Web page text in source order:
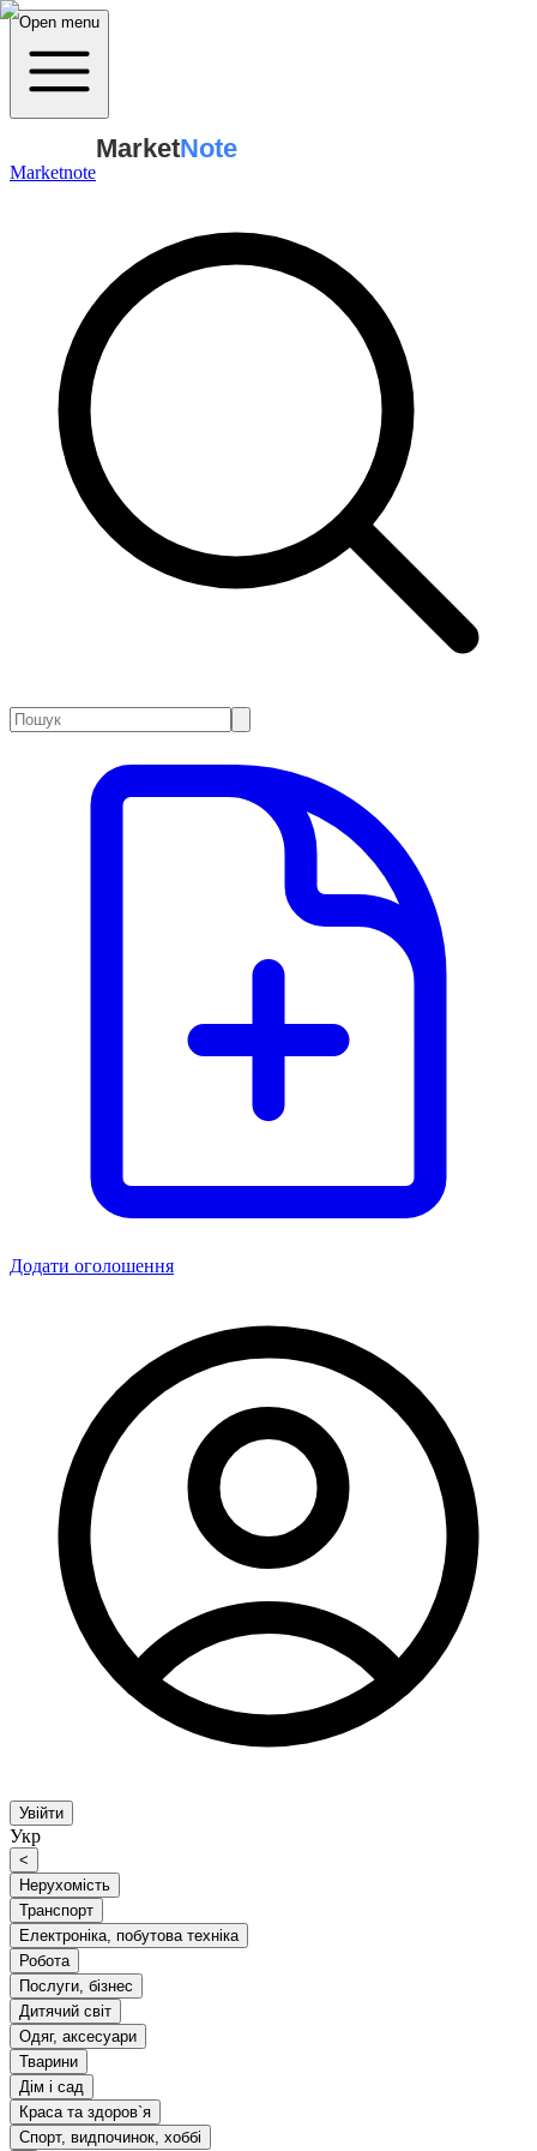
Open menu
Marketnote
MarketNote
Додати оголошення
Увійти
Укр
<
Нерухомість
Транспорт
Електроніка, побутова техніка
Робота
Послуги, бізнес
Дитячий світ
Одяг, аксесуари
Тварини
Дім і сад
Краса та здоров`я
Спорт, видпочинок, хоббі